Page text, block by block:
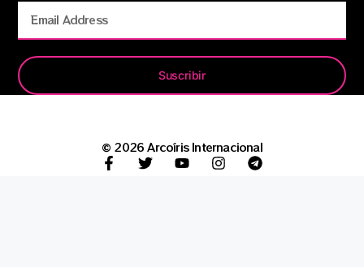
Suscribir
© 2026 Arcoíris Internacional